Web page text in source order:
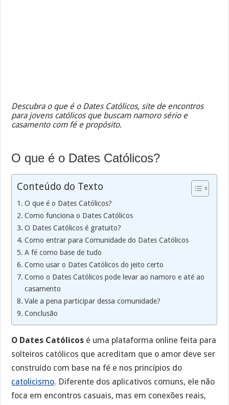
Descubra o que é o Dates Católicos, site de encontros
para jovens católicos que buscam namoro sério e
casamento com fé e propósito.
O que é o Dates Católicos?
Conteúdo do Texto
O que é o Dates Católicos?
Como funciona o Dates Católicos
O Dates Católicos é gratuito?
Como entrar para Comunidade do Dates Católicos
A fé como base de tudo
Como usar o Dates Católicos do jeito certo
Como o Dates Católicos pode levar ao namoro e até ao
casamento
Vale a pena participar dessa comunidade?
Conclusão
O Dates Católicos é uma plataforma online feita para
solteiros católicos que acreditam que o amor deve ser
construído com base na fé e nos princípios do
catolicismo. Diferente dos aplicativos comuns, ele não
foca em encontros casuais, mas em conexões reais,